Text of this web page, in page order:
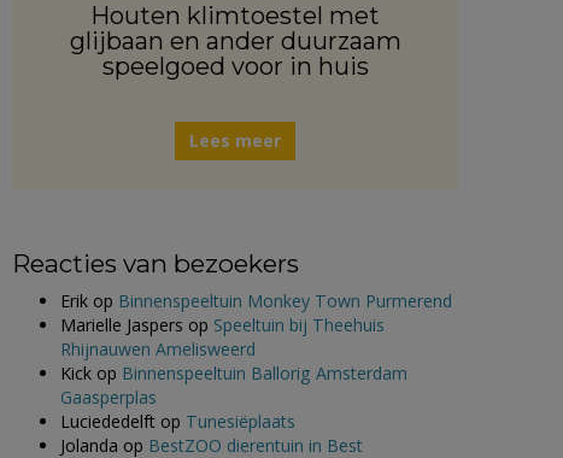
Houten klimtoestel met
glijbaan en ander duurzaam
speelgoed voor in huis
Lees meer
Reacties van bezoekers
Erik op Binnenspeeltuin Monkey Town Purmerend
Marielle Jaspers op Speeltuin bij Theehuis
Rhijnauwen Amelisweerd
Kick op Binnenspeeltuin Ballorig Amsterdam
Gaasperplas
Luciededelft op Tunesiëplaats
Jolanda op BestZOO dierentuin in Best